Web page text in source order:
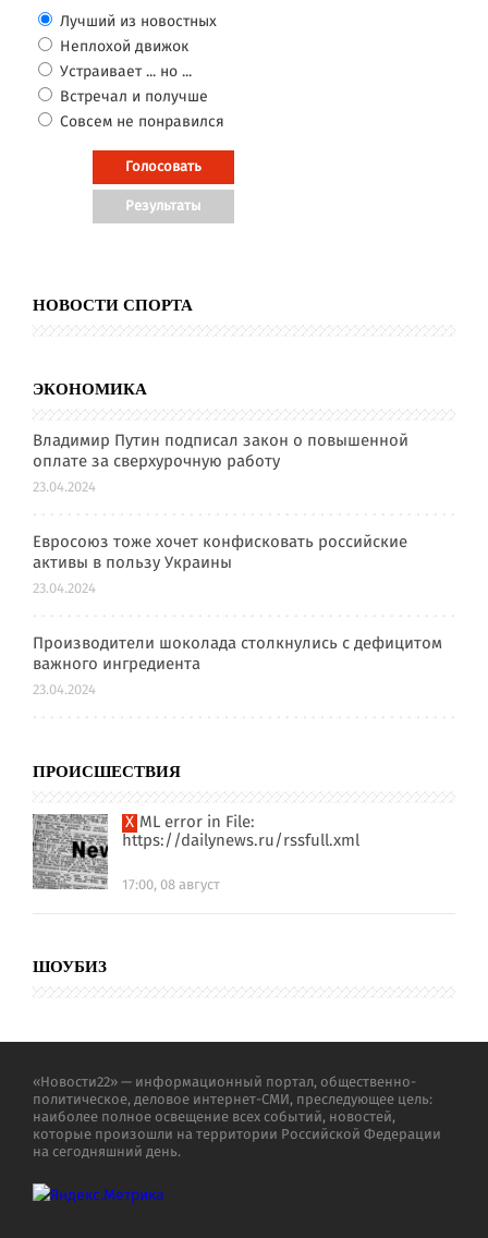
Лучший из новостных
Неплохой движок
Устраивает ... но ...
Встречал и получше
Совсем не понравился
НОВОСТИ СПОРТА
ЭКОНОМИКА
Владимир Путин подписал закон о повышенной
оплате за сверхурочную работу
23.04.2024
Евросоюз тоже хочет конфисковать российские
активы в пользу Украины
23.04.2024
Производители шоколада столкнулись с дефицитом
важного ингредиента
23.04.2024
ПРОИСШЕСТВИЯ
XML error in File:
https://dailynews.ru/rssfull.xml
17:00, 08 август
ШОУБИЗ
«Новости22» — информационный портал, общественно-
политическое, деловое интернет-СМИ, преследующее цель:
наиболее полное освещение всех событий, новостей,
которые произошли на территории Российской Федерации
на сегодняшний день.